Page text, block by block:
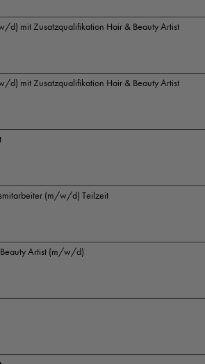
d) mit Zusatzqualifikation Hair & Beauty Artist
d) mit Zusatzqualifikation Hair & Beauty Artist
(m/w/d) Teilzeit
Artist (m/w/d)